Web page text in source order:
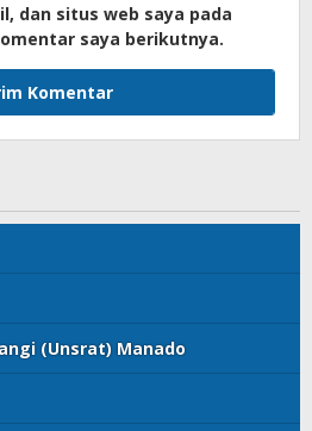
dan situs web saya pada
saya berikutnya.
(Unsrat) Manado